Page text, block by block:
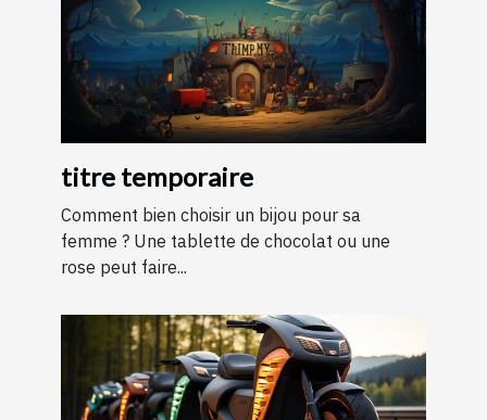
titre temporaire
Comment bien choisir un bijou pour sa
femme ? Une tablette de chocolat ou une
rose peut faire...